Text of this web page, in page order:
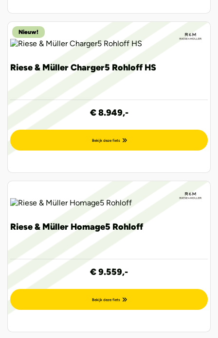
Riese & Müller Charger5 Rohloff HS
€ 8.949,-
Bekijk deze fiets
Nieuw!
Riese & Müller Homage5 Rohloff
€ 9.559,-
Bekijk deze fiets